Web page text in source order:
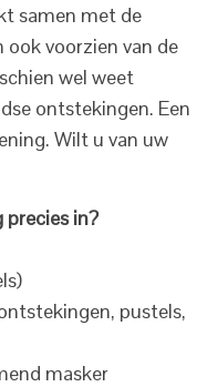
samen met de
ook voorzien van de
wel weet
ontstekingen. Een
Wilt u van uw
precies in?
pustels,
masker